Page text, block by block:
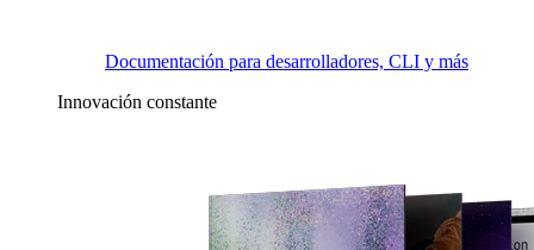
Documentación para desarrolladores, CLI y más
Innovación constante